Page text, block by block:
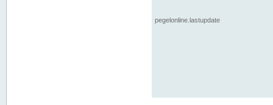
pegelonline.lastupdate